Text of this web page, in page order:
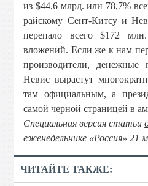
из $44,6 млрд. или 78,7%
райскому Сент-Китсу и
перепало всего $172
вложений. Если же к нам
производители,
Невис вырастут
там официальным, а
самой черной страницей в
Специальная версия статьи
еженедельнике «Россия» 21
ЧИТАЙТЕ ТАКЖЕ: